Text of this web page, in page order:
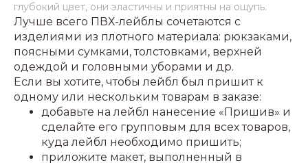
глубокий цвет, они эластичны и приятны на ощупь.
Лучше всего ПВХ-лейблы сочетаются с
изделиями из плотного материала: рюкзаками,
поясными сумками, толстовками, верхней
одеждой и головными уборами и др.
Если вы хотите, чтобы лейбл был пришит к
одному или нескольким товарам в заказе:
добавьте на лейбл нанесение «Пришив» и
сделайте его групповым для всех товаров,
куда лейбл необходимо пришить;
приложите макет, выполненный в